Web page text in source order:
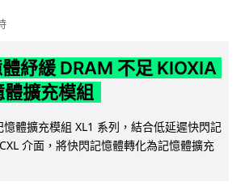
紓緩 DRAM 不足 KIOXIA
擴充模組
體擴充模組 XL1 系列，結合低延遲快閃記
介面，將快閃記憶體轉化為記憶體擴充